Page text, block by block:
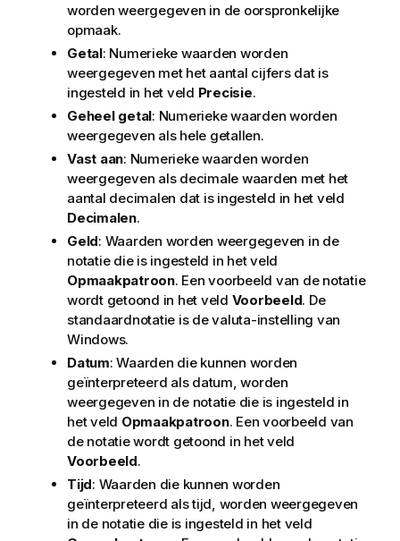
worden weergegeven in de oorspronkelijke
opmaak.
Getal: Numerieke waarden worden
weergegeven met het aantal cijfers dat is
ingesteld in het veld Precisie.
Geheel getal: Numerieke waarden worden
weergegeven als hele getallen.
Vast aan: Numerieke waarden worden
weergegeven als decimale waarden met het
aantal decimalen dat is ingesteld in het veld
Decimalen.
Geld: Waarden worden weergegeven in de
notatie die is ingesteld in het veld
Opmaakpatroon. Een voorbeeld van de notatie
wordt getoond in het veld Voorbeeld. De
standaardnotatie is de valuta-instelling van
Windows.
Datum: Waarden die kunnen worden
geïnterpreteerd als datum, worden
weergegeven in de notatie die is ingesteld in
het veld Opmaakpatroon. Een voorbeeld van
de notatie wordt getoond in het veld
Voorbeeld.
Tijd: Waarden die kunnen worden
geïnterpreteerd als tijd, worden weergegeven
in de notatie die is ingesteld in het veld